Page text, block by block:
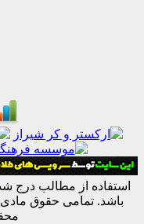
از مطالب درج شده در
تمامی حقوق مادی و معنوی
محفوظ است.